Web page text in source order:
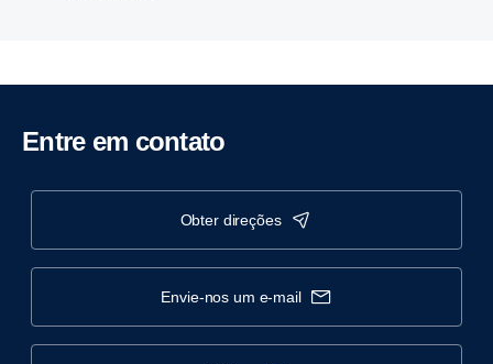
Entre em contato
obter direções
envie-nos um e-mail